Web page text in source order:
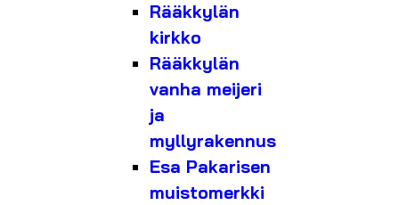
Rääkkylän
kirkko
Rääkkylän
vanha meijeri
ja
myllyrakennus
Esa Pakarisen
muistomerkki